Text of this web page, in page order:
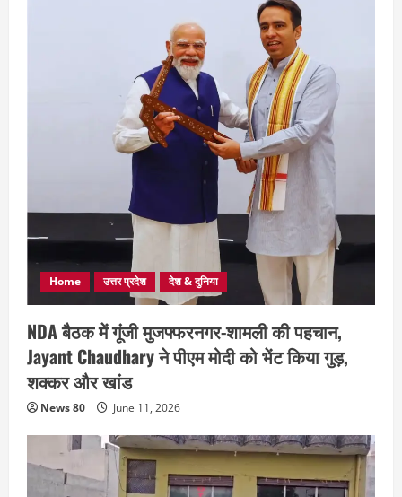
Home उत्तर प्रदेश देश & दुनिया
NDA बैठक में गूंजी मुजफ्फरनगर-शामली की पहचान,
Jayant Chaudhary ने पीएम मोदी को भेंट किया गुड़,
शक्कर और खांड
News 80 June 11, 2026